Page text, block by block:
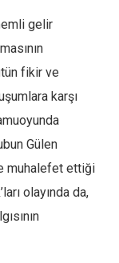
gelir
fikir ve
karşı
Gülen
muhalefet ettiği
olayında da,